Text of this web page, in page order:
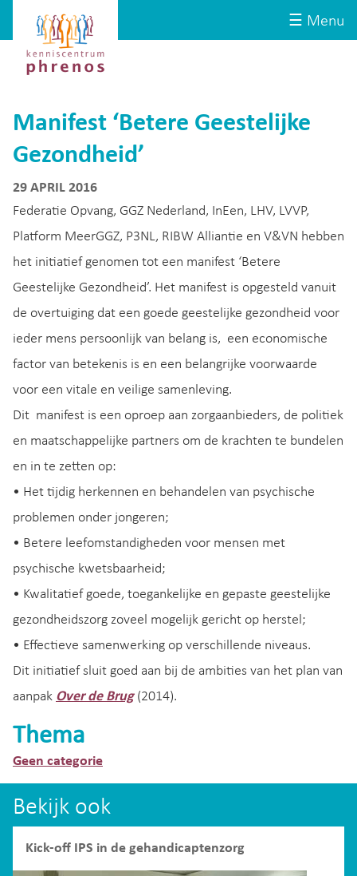
☰ Menu
Kenniscentrum
Phrenos
website
Manifest ‘Betere Geestelijke
Gezondheid’
29 APRIL 2016
Federatie Opvang, GGZ Nederland, InEen, LHV, LVVP,
Platform MeerGGZ, P3NL, RIBW Alliantie en V&VN hebben
het initiatief genomen tot een manifest ‘Betere
Geestelijke Gezondheid’. Het manifest is opgesteld vanuit
de overtuiging dat een goede geestelijke gezondheid voor
ieder mens persoonlijk van belang is, een economische
factor van betekenis is en een belangrijke voorwaarde
voor een vitale en veilige samenleving.
Dit manifest is een oproep aan zorgaanbieders, de politiek
en maatschappelijke partners om de krachten te bundelen
en in te zetten op:
• Het tijdig herkennen en behandelen van psychische
problemen onder jongeren;
• Betere leefomstandigheden voor mensen met
psychische kwetsbaarheid;
• Kwalitatief goede, toegankelijke en gepaste geestelijke
gezondheidszorg zoveel mogelijk gericht op herstel;
• Effectieve samenwerking op verschillende niveaus.
Dit initiatief sluit goed aan bij de ambities van het plan van
aanpak Over de Brug(2014).
Thema
Geen categorie
Bekijk ook
Kick-off IPS in de gehandicaptenzorg